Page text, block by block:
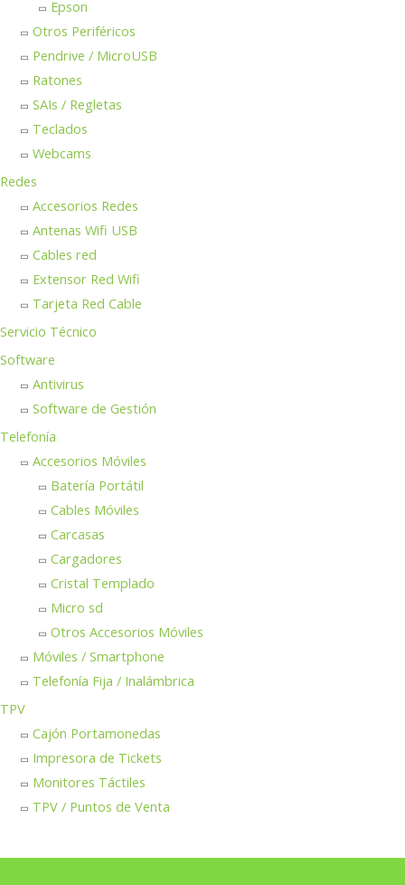
Epson
Otros Periféricos
Pendrive / MicroUSB
Ratones
SAIs / Regletas
Teclados
Webcams
Redes
Accesorios Redes
Antenas Wifi USB
Cables red
Extensor Red Wifi
Tarjeta Red Cable
Servicio Técnico
Software
Antivirus
Software de Gestión
Telefonía
Accesorios Móviles
Batería Portátil
Cables Móviles
Carcasas
Cargadores
Cristal Templado
Micro sd
Otros Accesorios Móviles
Móviles / Smartphone
Telefonía Fija / Inalámbrica
TPV
Cajón Portamonedas
Impresora de Tickets
Monitores Táctiles
TPV / Puntos de Venta